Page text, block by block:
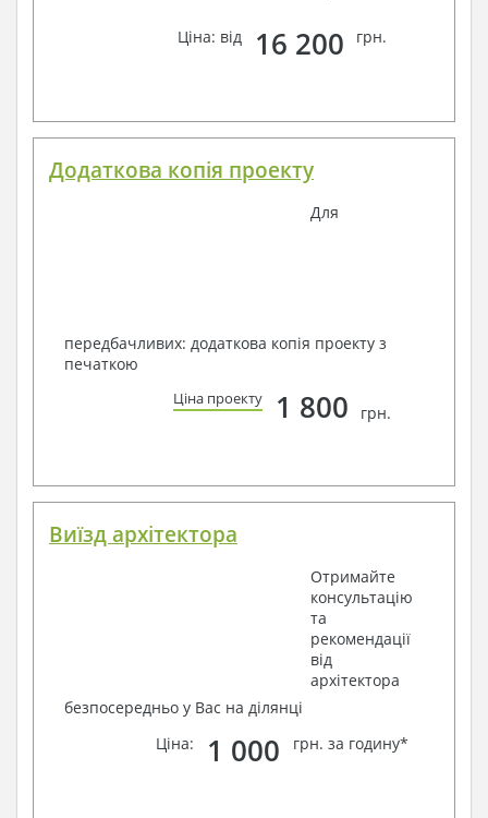
Ціна: від 16 200 грн.
Додаткова копія проекту
Для
передбачливих: додаткова копія проекту з
печаткою
Ціна проекту 1 800 грн.
Виїзд архітектора
Отримайте
консультацію
та
рекомендації
від
архітектора
безпосередньо у Вас на ділянці
Ціна:
1 000 грн. за годину*